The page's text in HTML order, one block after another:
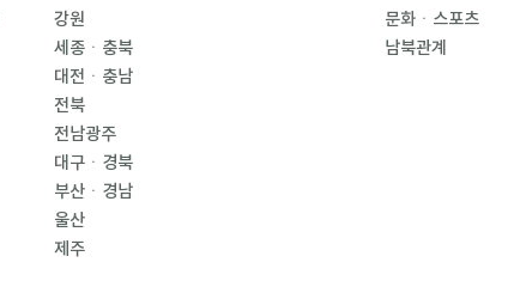
강원
세종ㆍ충북
대전ㆍ충남
전북
전남광주
대구ㆍ경북
부산ㆍ경남
울산
제주
문화ㆍ스포츠
남북관계